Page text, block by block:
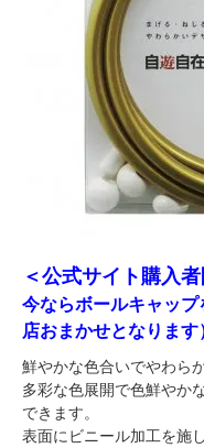
＜公式サイト購入
今ならボールキャップ
店おまかせとなります
鮮やかな色合いでやわら
多彩な色展開で色鮮やか
できます。
表面にビニール加工を施